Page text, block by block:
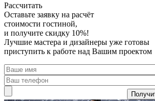
Рассчитать
Оставьте заявку на расчёт
стоимости гостиной,
и получите скидку 10%!
Лучшие мастера и дизайнеры уже готовы
приступить к работе над Вашим проектом